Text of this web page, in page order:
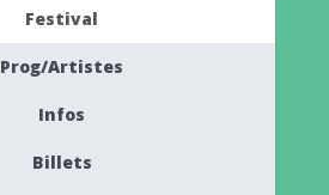
Festival
Prog/Artistes
Infos
Billets